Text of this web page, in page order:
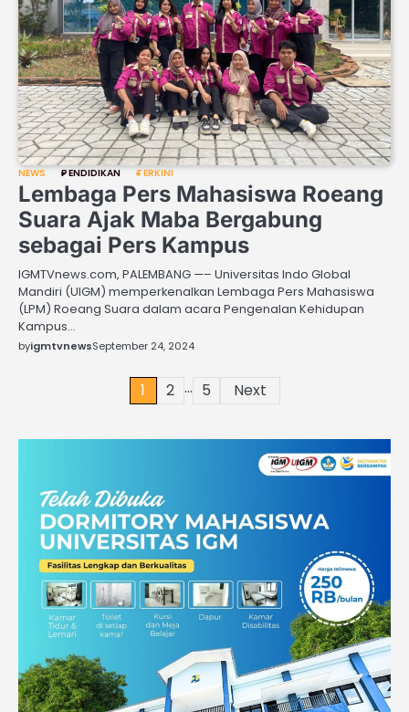
NEWS PENDIDIKAN TERKINI
Lembaga Pers Mahasiswa Roeang
Suara Ajak Maba Bergabung
sebagai Pers Kampus
IGMTVnews.com, PALEMBANG —– Universitas Indo Global
Mandiri (UIGM) memperkenalkan Lembaga Pers Mahasiswa
(LPM) Roeang Suara dalam acara Pengenalan Kehidupan
Kampus…
byigmtvnewsSeptember 24, 2024
1 2 … 5 Next